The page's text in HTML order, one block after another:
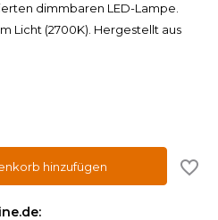
dimmbaren LED-Lampe.
Licht (2700K). Hergestellt aus
hinzufügen